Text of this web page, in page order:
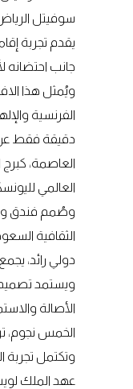
سوفيتل
جانب احتضانه
ويُمثل هذا
دقيقة فقط عن
العاصمة، كبرج
العالمي
وصُمم فندق
الثقافية
دولي رائد،
ويستمد تصميم
الخمس نجوم،
وتكتمل
عهد الملك